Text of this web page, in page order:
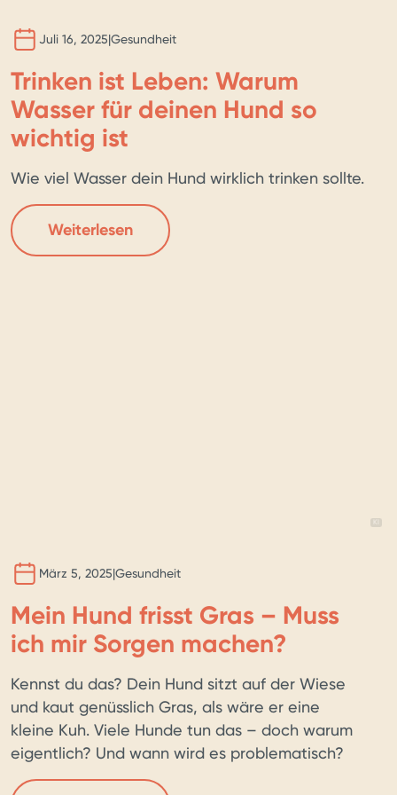
Juli 16, 2025|Gesundheit
Trinken ist Leben: Warum
Wasser für deinen Hund so
wichtig ist
Wie viel Wasser dein Hund wirklich trinken sollte.
Weiterlesen
März 5, 2025|Gesundheit
Mein Hund frisst Gras – Muss
ich mir Sorgen machen?
Kennst du das? Dein Hund sitzt auf der Wiese
und kaut genüsslich Gras, als wäre er eine
kleine Kuh. Viele Hunde tun das – doch warum
eigentlich? Und wann wird es problematisch?
Warum fressen Hunde Gras? Es gibt